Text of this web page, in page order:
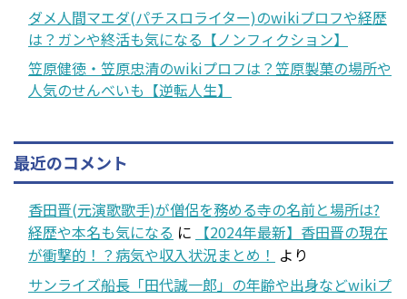
ダメ人間マエダ(パチスロライター)のwikiプロフや経歴
は？ガンや終活も気になる【ノンフィクション】
笠原健徳・笠原忠清のwikiプロフは？笠原製菓の場所や
人気のせんべいも【逆転人生】
最近のコメント
香田晋(元演歌歌手)が僧侶を務める寺の名前と場所は?
経歴や本名も気になる に
【2024年最新】香田晋の現在
が衝撃的！？病気や収入状況まとめ！ より
サンライズ船長「田代誠一郎」の年齢や出身などwikiプ